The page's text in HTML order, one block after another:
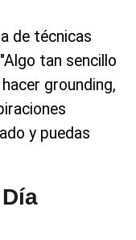
de técnicas
tan sencillo
grounding,
y puedas